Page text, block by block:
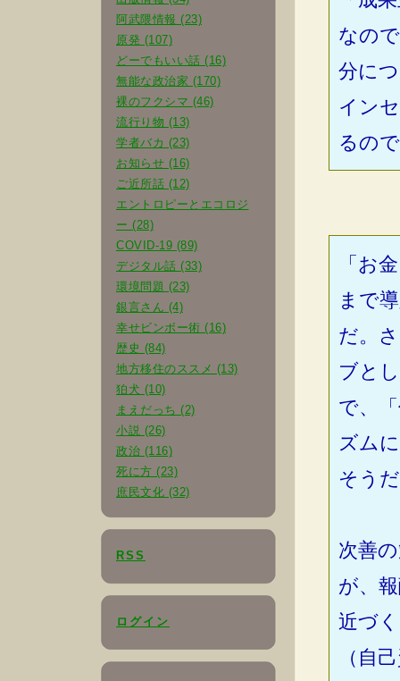
阿武隈情報 (23)
原発 (107)
どーでもいい話 (16)
無能な政治家 (170)
裸のフクシマ (46)
流行り物 (13)
学者バカ (23)
お知らせ (16)
ご近所話 (12)
エントロピーとエコロジ
ー (28)
COVID-19 (89)
デジタル話 (33)
環境問題 (23)
銀言さん (4)
幸せビンボー術 (16)
歴史 (84)
地方移住のススメ (13)
狛犬 (10)
まえだっち (2)
小説 (26)
政治 (116)
死に方 (23)
庶民文化 (32)
RSS
ログイン
なの
分に
イン
るの
「お
まで
だ。
ブと
で、
ズム
そう
次善
が、
近づ
（自